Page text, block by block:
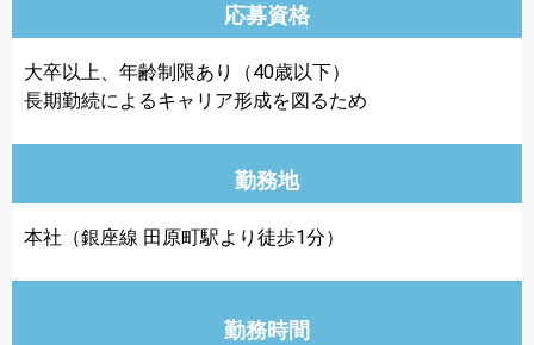
応募資格
大卒以上、年齢制限あり（40歳以下）
長期勤続によるキャリア形成を図るため
勤務地
本社（銀座線 田原町駅より徒歩1分）
勤務時間